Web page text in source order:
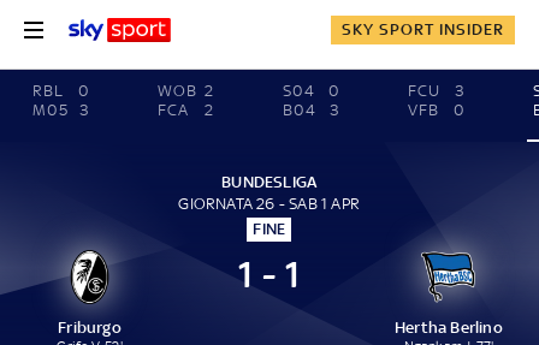
SKY SPORT INSIDER
RBL
0
M05
3
WOB 2
FCA
2
S04
0
B04
3
FCU
3
VFB
0
BUNDESLIGA
GIORNATA 26 - SAB 1 APR
FINE
Friburgo
1 - 1
Hertha Berlino